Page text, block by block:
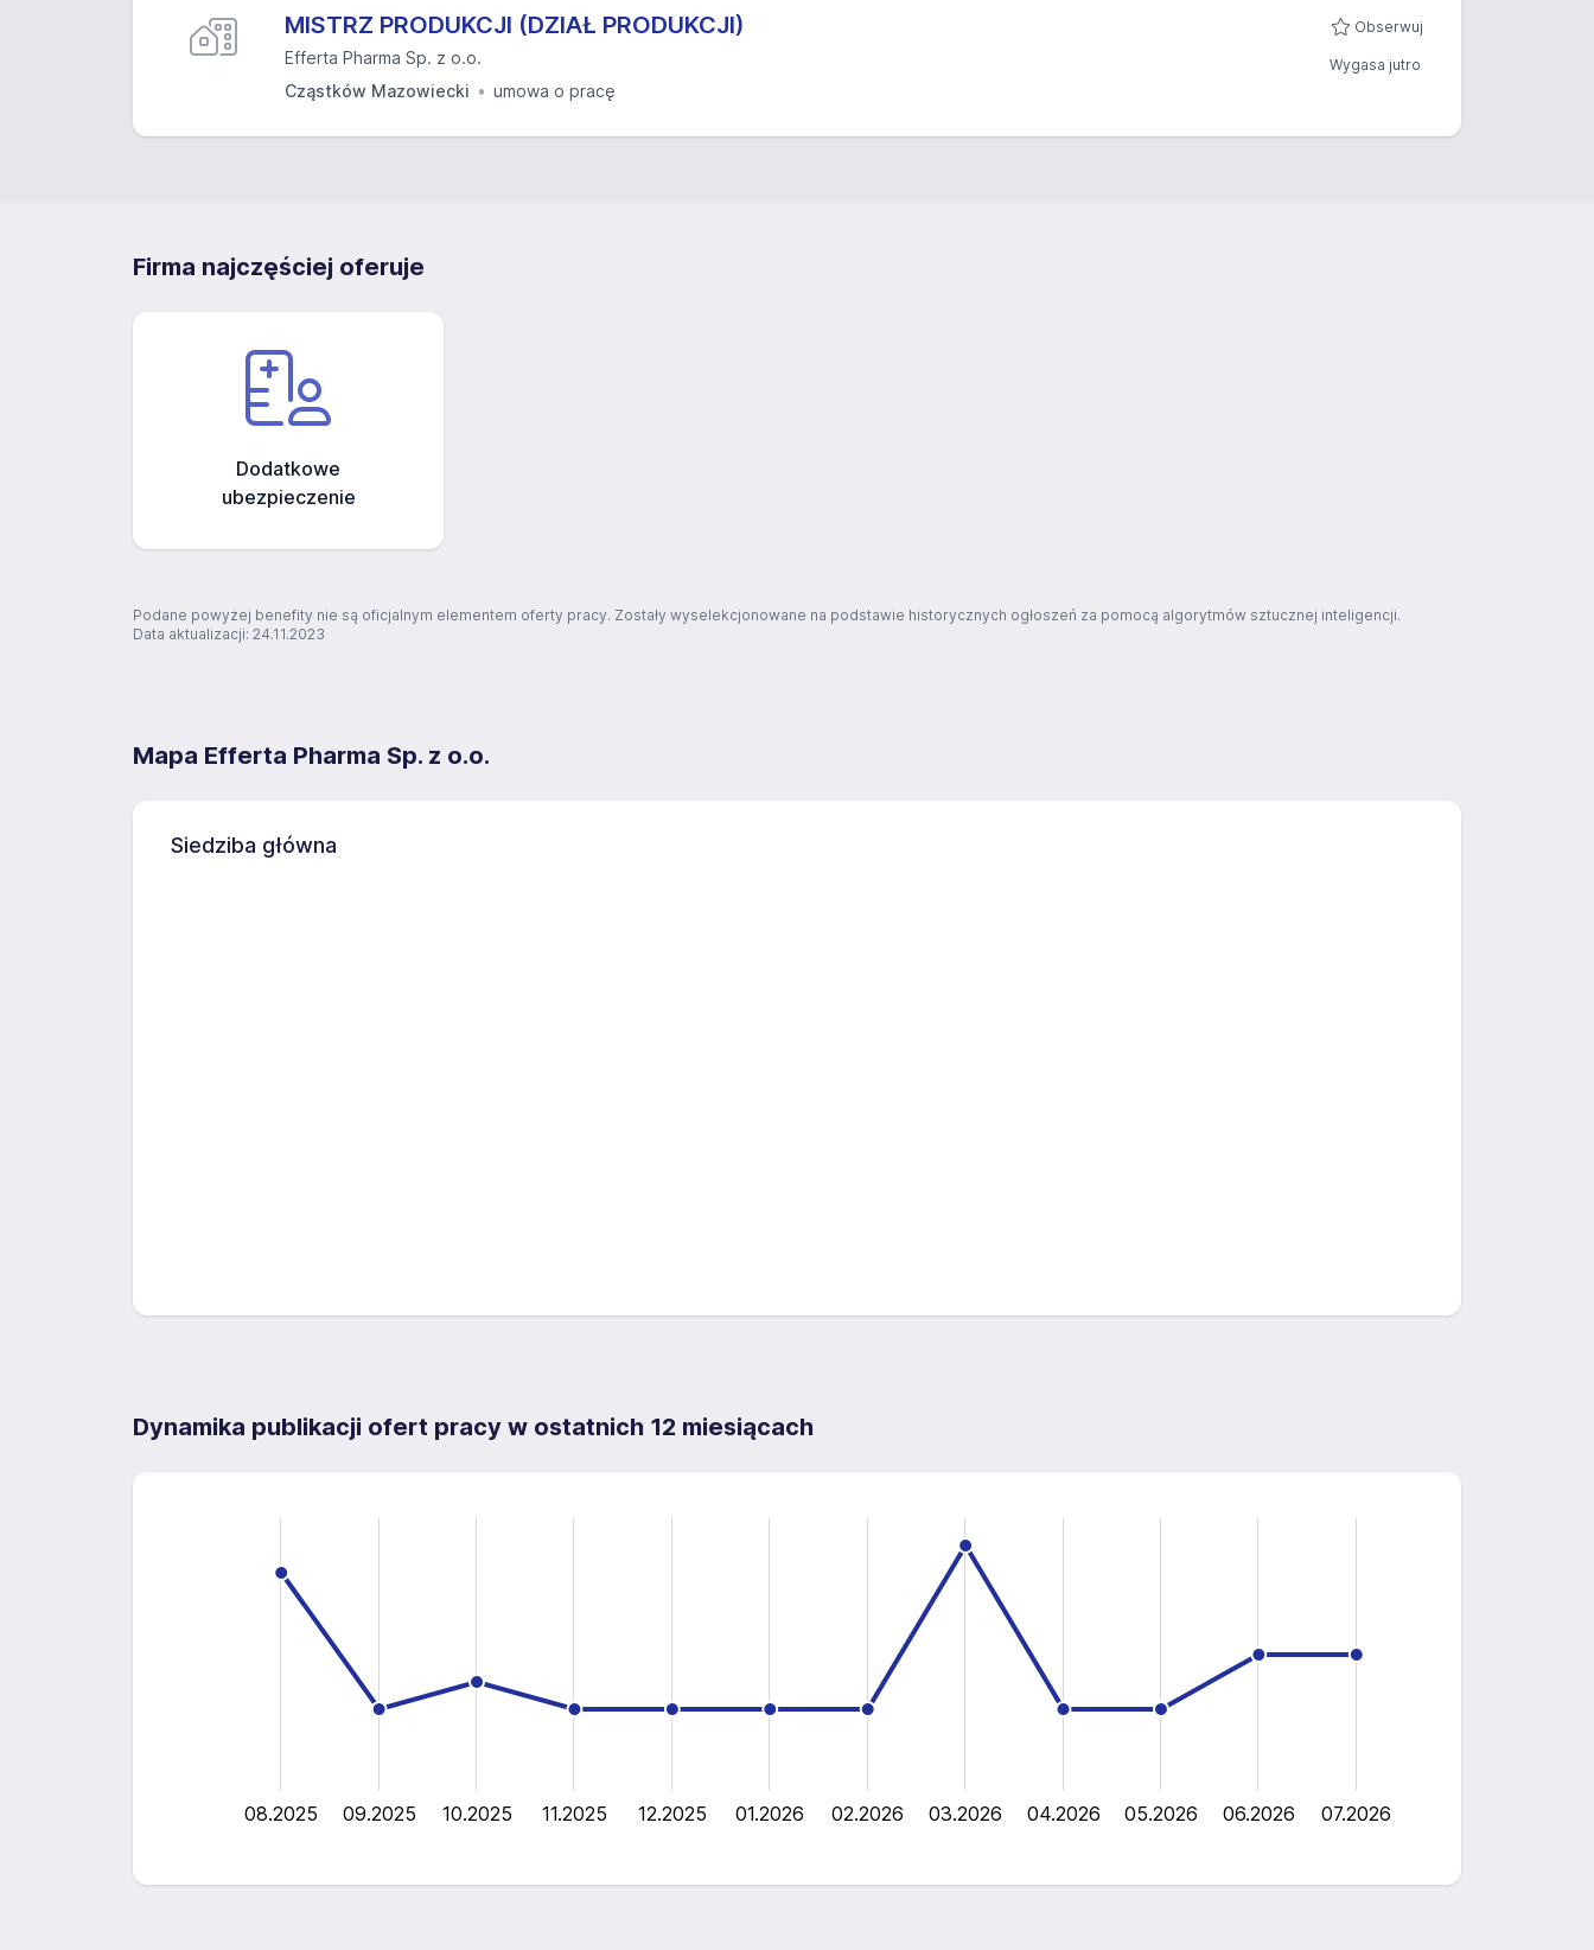
MISTRZ PRODUKCJI (DZIAŁ PRODUKCJI)
Efferta Pharma Sp. z o.o.
Cząstków Mazowiecki
umowa o pracę
Obserwuj
Wygasa jutro
Firma najczęściej oferuje
Dodatkowe
ubezpieczenie
Podane powyżej benefity nie są oficjalnym elementem oferty pracy. Zostały wyselekcjonowane na podstawie historycznych ogłoszeń za pomocą algorytmów sztucznej inteligencji.
Data aktualizacji: 24.11.2023
Mapa Efferta Pharma Sp. z o.o.
Siedziba główna
Dynamika publikacji ofert pracy w ostatnich 12 miesiącach
08.2025 09.2025 10.2025 11.2025 12.2025 01.2026 02.2026 03.2026 04.2026 05.2026 06.2026 07.2026